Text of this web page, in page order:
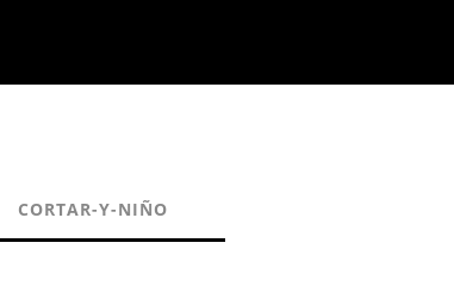
CORTAR-Y-NIÑO